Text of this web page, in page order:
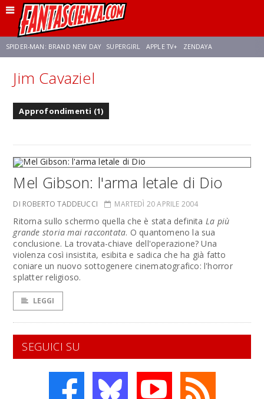
SPIDER-MAN: BRAND NEW DAY SUPERGIRL APPLE TV+ ZENDAYA
FRANCO RICCIARDIELLO AVENGERS: DOOMSDAY
Jim Cavaziel
Approfondimenti (1)
Mel Gibson: l'arma letale di Dio
DI ROBERTO TADDEUCCI MARTEDÌ 20 APRILE 2004
Ritorna sullo schermo quella che è stata definita La più
grande storia mai raccontata. O quantomeno la sua
conclusione. La trovata-chiave dell'operazione? Una
violenza così insistita, esibita e sadica che ha già fatto
coniare un nuovo sottogenere cinematografico: l'horror
splatter religioso.
LEGGI
SEGUICI SU